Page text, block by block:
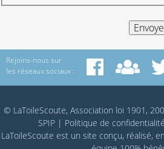
Rejoins-nous sur
les réseaux sociaux :
© LaToileScoute, Association loi 1901,
SPIP| Politique de confidentialité
LaToileScoute est un site conçu, réalisé,